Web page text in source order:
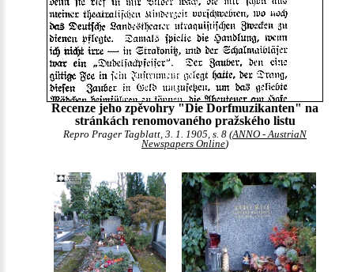
Recenze jeho zpěvohry "Die Dorfmuzikanten" na
stránkách renomovaného pražského listu
Repro Prager Tagblatt, 3. 1. 1905, s. 8 (ANNO - AustriaN
Newspapers Online)